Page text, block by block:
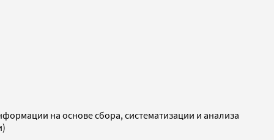
на основе сбора, систематизации и анализа